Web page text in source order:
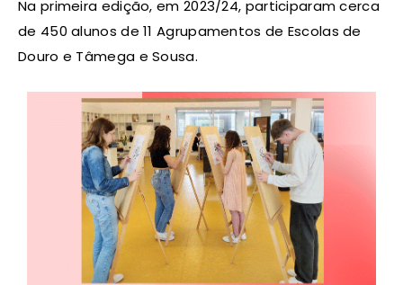
Na primeira edição, em 2023/24, participaram cerca
de 450 alunos de 11 Agrupamentos de Escolas de
Douro e Tâmega e Sousa.